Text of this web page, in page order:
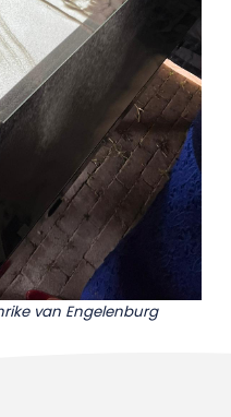
van Engelenburg